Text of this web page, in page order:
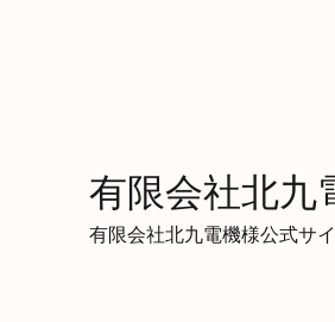
有限会社北九
有限会社北九電機様公式サ